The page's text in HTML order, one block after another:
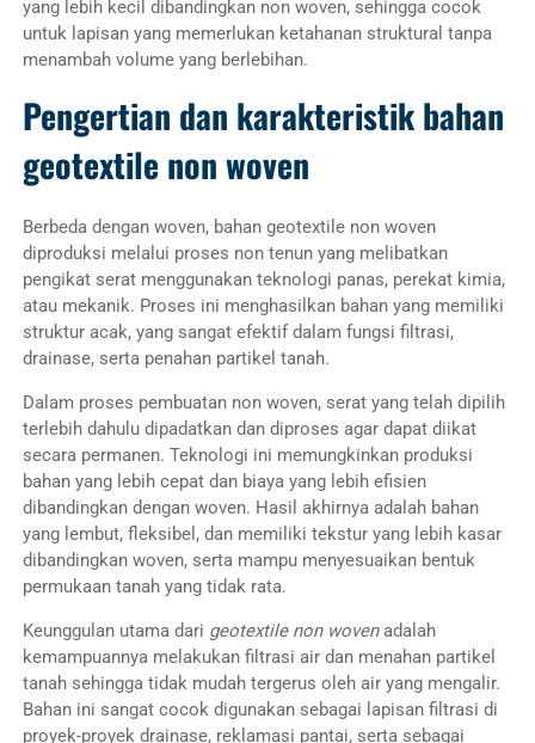
yang lebih kecil dibandingkan non woven, sehingga cocok
untuk lapisan yang memerlukan ketahanan struktural tanpa
menambah volume yang berlebihan.
Pengertian dan karakteristik bahan
geotextile non woven
Berbeda dengan woven, bahan geotextile non woven
diproduksi melalui proses non tenun yang melibatkan
pengikat serat menggunakan teknologi panas, perekat kimia,
atau mekanik. Proses ini menghasilkan bahan yang memiliki
struktur acak, yang sangat efektif dalam fungsi filtrasi,
drainase, serta penahan partikel tanah.
Dalam proses pembuatan non woven, serat yang telah dipilih
terlebih dahulu dipadatkan dan diproses agar dapat diikat
secara permanen. Teknologi ini memungkinkan produksi
bahan yang lebih cepat dan biaya yang lebih efisien
dibandingkan dengan woven. Hasil akhirnya adalah bahan
yang lembut, fleksibel, dan memiliki tekstur yang lebih kasar
dibandingkan woven, serta mampu menyesuaikan bentuk
permukaan tanah yang tidak rata.
Keunggulan utama dari geotextile non wovenadalah
kemampuannya melakukan filtrasi air dan menahan partikel
tanah sehingga tidak mudah tergerus oleh air yang mengalir.
Bahan ini sangat cocok digunakan sebagai lapisan filtrasi di
proyek-proyek drainase, reklamasi pantai, serta sebagai